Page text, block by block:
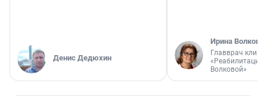
Денис Дедюхин
Ирина Волкова
Главврач
«Реабилитация
Волковой»